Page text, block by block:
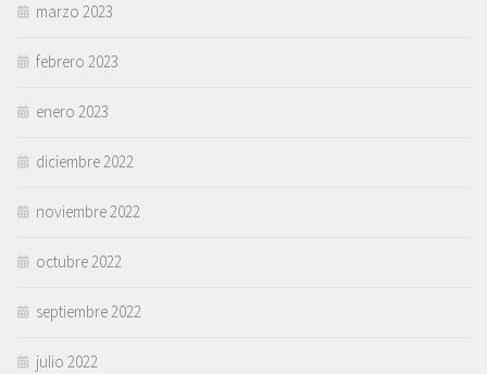
marzo 2023
febrero 2023
enero 2023
diciembre 2022
noviembre 2022
octubre 2022
septiembre 2022
julio 2022